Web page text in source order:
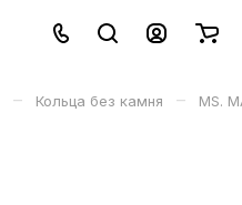
– Кольца без камня – MS.